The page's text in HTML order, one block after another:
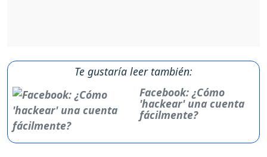
Te gustaría leer también:
Facebook: ¿Cómo
'hackear' una cuenta
fácilmente?